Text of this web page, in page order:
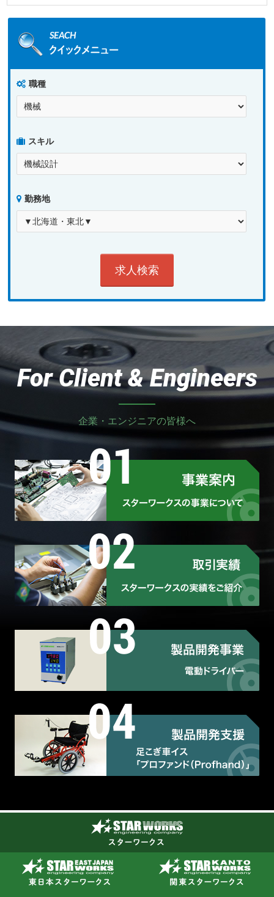
職種
スキル
勤務地
For Client & Engineers
企業・エンジニアの皆様へ